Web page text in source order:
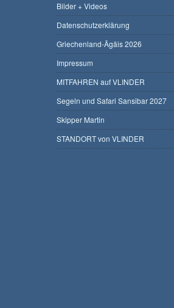
Bilder + Videos
Datenschutzerklärung
Griechenland-Ägäis 2026
Impressum
MITFAHREN auf VLINDER
Segeln und Safari Sansibar 2027
Skipper Martin
STANDORT von VLINDER